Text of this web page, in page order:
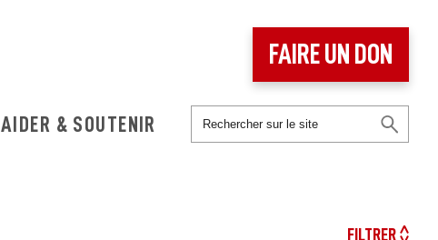
AIDER & SOUTENIR
FAIRE UN DON
FILTRER